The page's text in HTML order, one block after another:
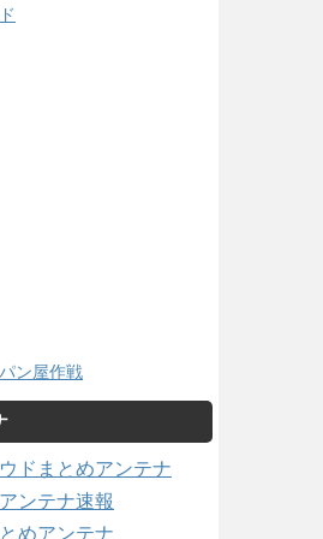
ン屋作戦
ドまとめアンテナ
ンテナ速報
めアンテナ